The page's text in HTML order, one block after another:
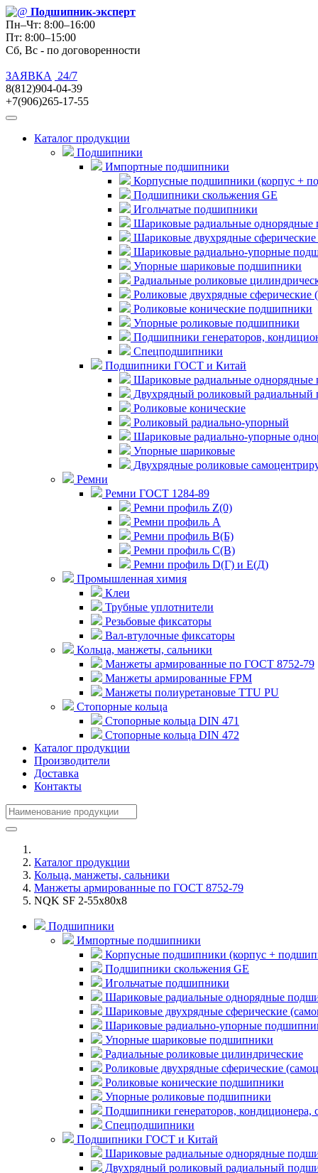
Подшипник-эксперт
Пн–Чт: 8:00–16:00
Пт: 8:00–15:00
Сб, Вс - по договоренности
ЗАЯВКА
24/7
8(812)904-04-39
+7(906)265-17-55
Каталог продукции
Подшипники
Импортные подшипники
Корпусные подшипники (корпус +
Подшипники скольжения GE
Игольчатые подшипники
Шариковые радиальные
Шариковые двухрядные
Шариковые радиально-упорные
Упорные шариковые подшипники
Радиальные роликовые
Роликовые двухрядные
Роликовые конические подшипники
Упорные роликовые подшипники
Подшипники генераторов,
Спецподшипники
Подшипники ГОСТ и Китай
Шариковые радиальные
Двухрядный роликовый
Роликовые конические
Роликовый радиально-упорный
Шариковые радиально-упорные
Упорные шариковые
Двухрядные роликовые
Ремни
Ремни ГОСТ 1284-89
Ремни профиль Z(0)
Ремни профиль А
Ремни профиль В(Б)
Ремни профиль С(В)
Ремни профиль D(Г) и E(Д)
Промышленная химия
Клеи
Трубные уплотнители
Резьбовые фиксаторы
Вал-втулочные фиксаторы
Кольца, манжеты, сальники
Манжеты армированные по ГОСТ 8752-79
Манжеты армированные FPM
Манжеты полиуретановые TTU PU
Стопорные кольца
Стопорные кольца DIN 471
Стопорные кольца DIN 472
Каталог продукции
Производители
Доставка
Контакты
Каталог продукции
Кольца, манжеты, сальники
Манжеты армированные по ГОСТ 8752-79
NQK SF 2-55x80x8
Подшипники
Импортные подшипники
Корпусные подшипники (корпус +
Подшипники скольжения GE
Игольчатые подшипники
Шариковые радиальные однорядные
Шариковые двухрядные сферические
Шариковые радиально-упорные
Упорные шариковые подшипники
Радиальные роликовые цилиндрические
Роликовые двухрядные сферические
Роликовые конические подшипники
Упорные роликовые подшипники
Подшипники генераторов, кондиционера,
Спецподшипники
Подшипники ГОСТ и Китай
Шариковые радиальные однорядные
Двухрядный роликовый радиальный